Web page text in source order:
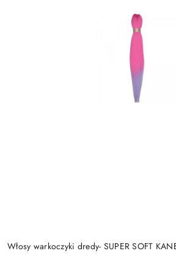
Włosy warkoczyki dredy- SUPER SOFT